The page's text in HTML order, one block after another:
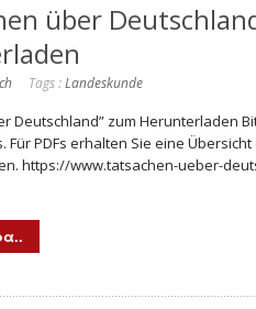
über
Tags :Landeskunde
Deutschland” zum Herunterladen
Für PDFs erhalten Sie eine
https://www.tatsachen-ueber-